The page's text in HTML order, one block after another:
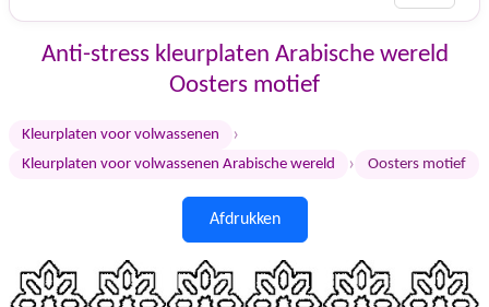
Anti-stress kleurplaten Arabische wereld
Oosters motief
Kleurplaten voor volwassenen ›
Kleurplaten voor volwassenen Arabische wereld › Oosters motief
Afdrukken